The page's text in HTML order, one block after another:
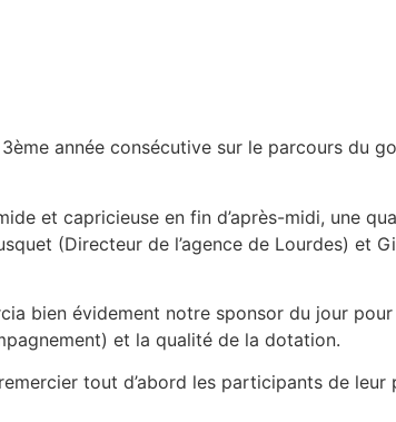
année consécutive sur le parcours du
et capricieuse en fin d’après-midi, une
(Directeur de l’agence de Lourdes) et
bien évidement notre sponsor du jour
et la qualité de la dotation.
tout d’abord les participants de leur